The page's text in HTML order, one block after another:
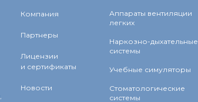
Компания
Партнеры
Лицензии
и сертификаты
Новости
Аппараты вентиляции
легких
Наркозно-дыхательные
системы
Учебные симуляторы
Стоматологические
системы